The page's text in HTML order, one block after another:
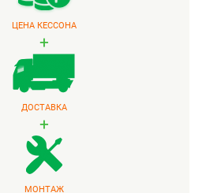
ЦЕНА КЕССОНА
+
ДОСТАВКА
+
МОНТАЖ